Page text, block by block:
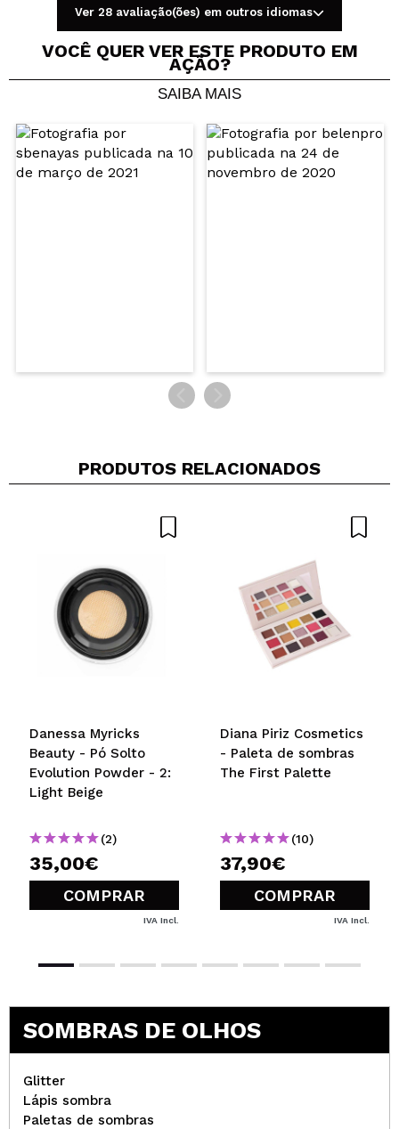
ENVIAR
Ver 28 avaliação(ões) em outros idiomas
VOCÊ QUER VER ESTE PRODUTO EM
AÇÃO?
SAIBA MAIS
PRODUTOS RELACIONADOS
Danessa Myricks
Beauty - Pó Solto
Evolution Powder - 2:
Light Beige
(2)
35,00€
COMPRAR
IVA Incl.
Diana Piriz Cosmetics
- Paleta de sombras
The First Palette
(10)
37,90€
COMPRAR
IVA Incl.
SOMBRAS DE OLHOS
Glitter
Lápis sombra
Paletas de sombras